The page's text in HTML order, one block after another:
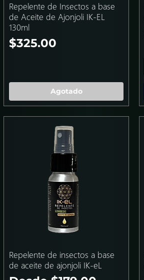
Repelente de Insectos a base
de Aceite de Ajonjoli IK-EL
130ml
Precio
$325.00
Agotado
Repelente de insectos a base
de aceite de ajonjoli IK-eL